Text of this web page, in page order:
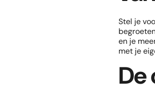
Stel je
en je
met je
De